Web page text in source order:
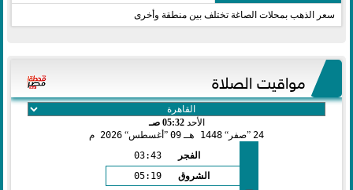
سعر الذهب بمحلات الصاغة تختلف بين منطقة وأخرى
مواقيت الصلاة
الأحد05:32 صـ
24 صفر 1448 هـ 09 أغسطس 2026 م
الفجر
03:43
الشروق
05:19